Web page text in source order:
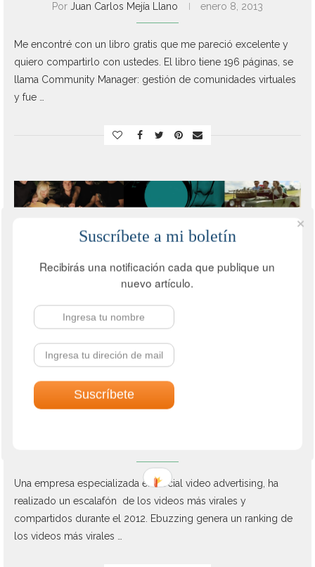
Por Juan Carlos Mejía Llano enero 8, 2013
Me encontré con un libro gratis que me pareció excelente y
quiero compartirlo con ustedes. El libro tiene 196 páginas, se
llama Community Manager: gestión de comunidades virtuales
y fue …
LOS DIEZ VIDEOS MÁS VIRALES Y
COMPARTIDOS DE 2012 DE ACUERDO CON
Una empresa especializada en social video advertising, ha
realizado un escalafón de los videos más virales y
compartidos durante el 2012. Ebuzzing genera un ranking de
los videos más virales …
Suscríbete a mi boletín
Recibirás una notificación cada que publique un
nuevo artículo.